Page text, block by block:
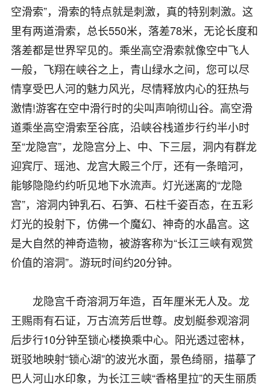
空滑索”，滑索的特点就是刺激，真的特别刺激。这
里有两道滑索，总长550米，落差78米，无论长度和
落差都是世界罕见的。乘坐高空滑索就像空中飞人
一般，飞翔在峡谷之上，青山绿水之间，您可以尽
情享受巴人河的魅力风光，尽情释放内心的狂热与
激情!游客在空中滑行时的尖叫声响彻山谷。高空滑
道乘坐高空滑索至谷底，沿峡谷栈道步行约半小时
至“龙隐宫”，龙隐宫分上、中、下三层，洞内有群龙
迎宾厅、瑶池、龙宫大殿三个厅，还有一条暗河，
能够隐隐约约听见地下水流声。灯光迷离的“龙隐
宫”，溶洞内钟乳石、石笋、石柱千姿百态，在五彩
灯光的投射下，仿佛一个魔幻、神奇的水晶宫。这
是大自然的神奇造物，被游客称为“长江三峡有观赏
价值的溶洞”。游玩时间约20分钟。
龙隐宫千奇溶洞万年造，百年厘米无人及。龙
王赐雨有石证，万古流芳后世尊。皮划艇参观溶洞
后步行10分钟至锁心楼换乘中心。阳光透过密林，
斑驳地映射“锁心湖”的波光水面，景色绮丽，描摹了
巴人河山水印象，为长江三峡“香格里拉”的天生丽质